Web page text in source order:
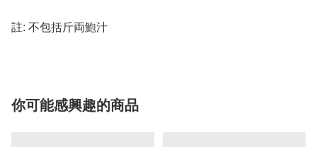
註: 不包括斤両鮑汁
你可能感興趣的商品